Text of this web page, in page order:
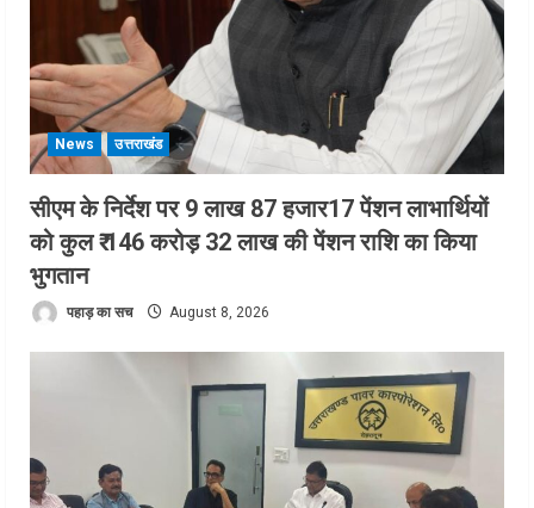
News उत्तराखंड
सीएम के निर्देश पर 9 लाख 87 हजार17 पेंशन लाभार्थियों
को कुल ₹ 146 करोड़ 32 लाख की पेंशन राशि का किया
भुगतान
पहाड़ का सच August 8, 2026